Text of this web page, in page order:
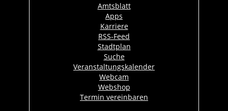
Amtsblatt
Apps
Karriere
RSS-Feed
Stadtplan
Suche
Veranstaltungskalender
Webcam
Webshop
Termin vereinbaren